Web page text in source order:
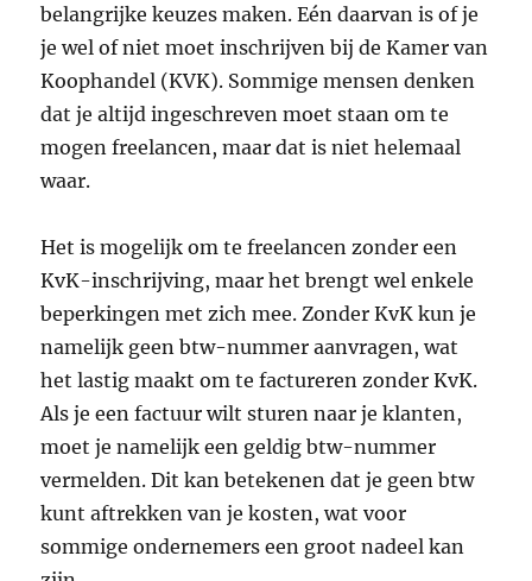
belangrijke keuzes maken. Eén daarvan is of je
je wel of niet moet inschrijven bij de Kamer van
Koophandel (KVK). Sommige mensen denken
dat je altijd ingeschreven moet staan om te
mogen freelancen, maar dat is niet helemaal
waar.
Het is mogelijk om te freelancen zonder een
KvK-inschrijving, maar het brengt wel enkele
beperkingen met zich mee. Zonder KvK kun je
namelijk geen btw-nummer aanvragen, wat
het lastig maakt om te factureren zonder KvK.
Als je een factuur wilt sturen naar je klanten,
moet je namelijk een geldig btw-nummer
vermelden. Dit kan betekenen dat je geen btw
kunt aftrekken van je kosten, wat voor
sommige ondernemers een groot nadeel kan